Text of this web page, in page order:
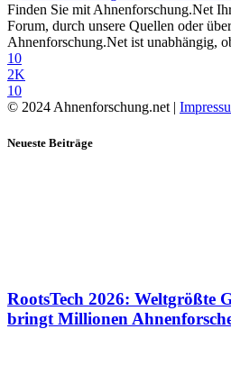
Finden Sie mit Ahnenforschung.Net
Forum, durch unsere Quellen oder
Ahnenforschung.Net ist unabhängig,
10
2K
10
© 2024 Ahnenforschung.net |
Neueste Beiträge
RootsTech 2026: Weltgrößte
bringt Millionen